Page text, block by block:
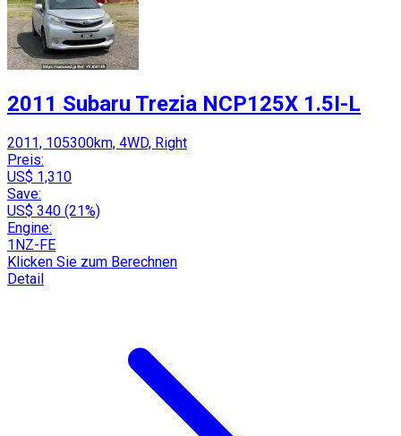
2011 Subaru Trezia NCP125X 1.5I-L
2011, 105300km, 4WD, Right
Preis:
US$ 1,310
Save:
US$ 340 (21%)
Engine:
1NZ-FE
Klicken Sie zum Berechnen
Detail